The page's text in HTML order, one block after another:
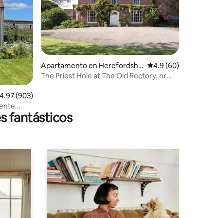
promedio: 4.97 de 5, 903 reseñas
4.97 (903)
Apartamento en Herefordshir
e
Calificación
4.9 (60)
The Priest Hole at The Old Rectory, nr
fantásticos